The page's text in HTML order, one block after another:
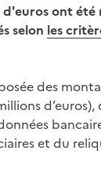
d'euros ont
selon les
des
et du